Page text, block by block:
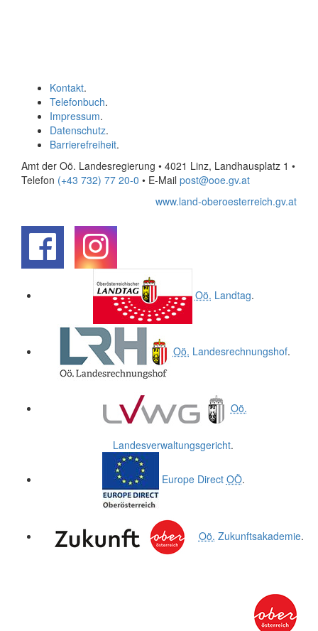
Kontakt.
Telefonbuch.
Impressum.
Datenschutz.
Barrierefreiheit.
Amt der Oö. Landesregierung • 4021 Linz, Landhausplatz 1 •
Telefon (+43 732) 77 20-0 • E-Mail post@ooe.gv.at
www.land-oberoesterreich.gv.at
Oö. Landtag.
Oö. Landesrechnungshof.
Oö.
Landesverwaltungsgericht.
Europe Direct OÖ.
Oö. Zukunftsakademie.